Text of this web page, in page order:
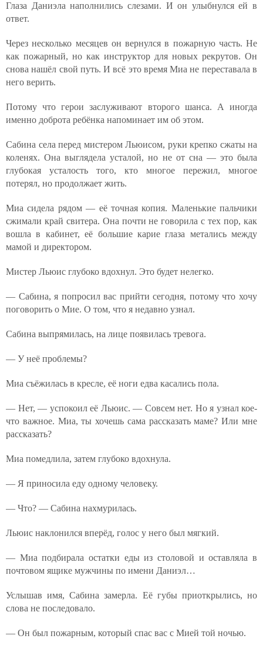
Глаза Даниэла наполнились слезами. И он улыбнулся ей в
ответ.
Через несколько месяцев он вернулся в пожарную часть. Не
как пожарный, но как инструктор для новых рекрутов. Он
снова нашёл свой путь. И всё это время Миа не переставала в
него верить.
Потому что герои заслуживают второго шанса. А иногда
именно доброта ребёнка напоминает им об этом.
Сабина села перед мистером Льюисом, руки крепко сжаты на
коленях. Она выглядела усталой, но не от сна — это была
глубокая усталость того, кто многое пережил, многое
потерял, но продолжает жить.
Миа сидела рядом — её точная копия. Маленькие пальчики
сжимали край свитера. Она почти не говорила с тех пор, как
вошла в кабинет, её большие карие глаза метались между
мамой и директором.
Мистер Льюис глубоко вдохнул. Это будет нелегко.
— Сабина, я попросил вас прийти сегодня, потому что хочу
поговорить о Мие. О том, что я недавно узнал.
Сабина выпрямилась, на лице появилась тревога.
— У неё проблемы?
Миа съёжилась в кресле, её ноги едва касались пола.
— Нет, — успокоил её Льюис. — Совсем нет. Но я узнал кое-
что важное. Миа, ты хочешь сама рассказать маме? Или мне
рассказать?
Миа помедлила, затем глубоко вдохнула.
— Я приносила еду одному человеку.
— Что? — Сабина нахмурилась.
Льюис наклонился вперёд, голос у него был мягкий.
— Миа подбирала остатки еды из столовой и оставляла в
почтовом ящике мужчины по имени Даниэл…
Услышав имя, Сабина замерла. Её губы приоткрылись, но
слова не последовало.
— Он был пожарным, который спас вас с Мией той ночью.